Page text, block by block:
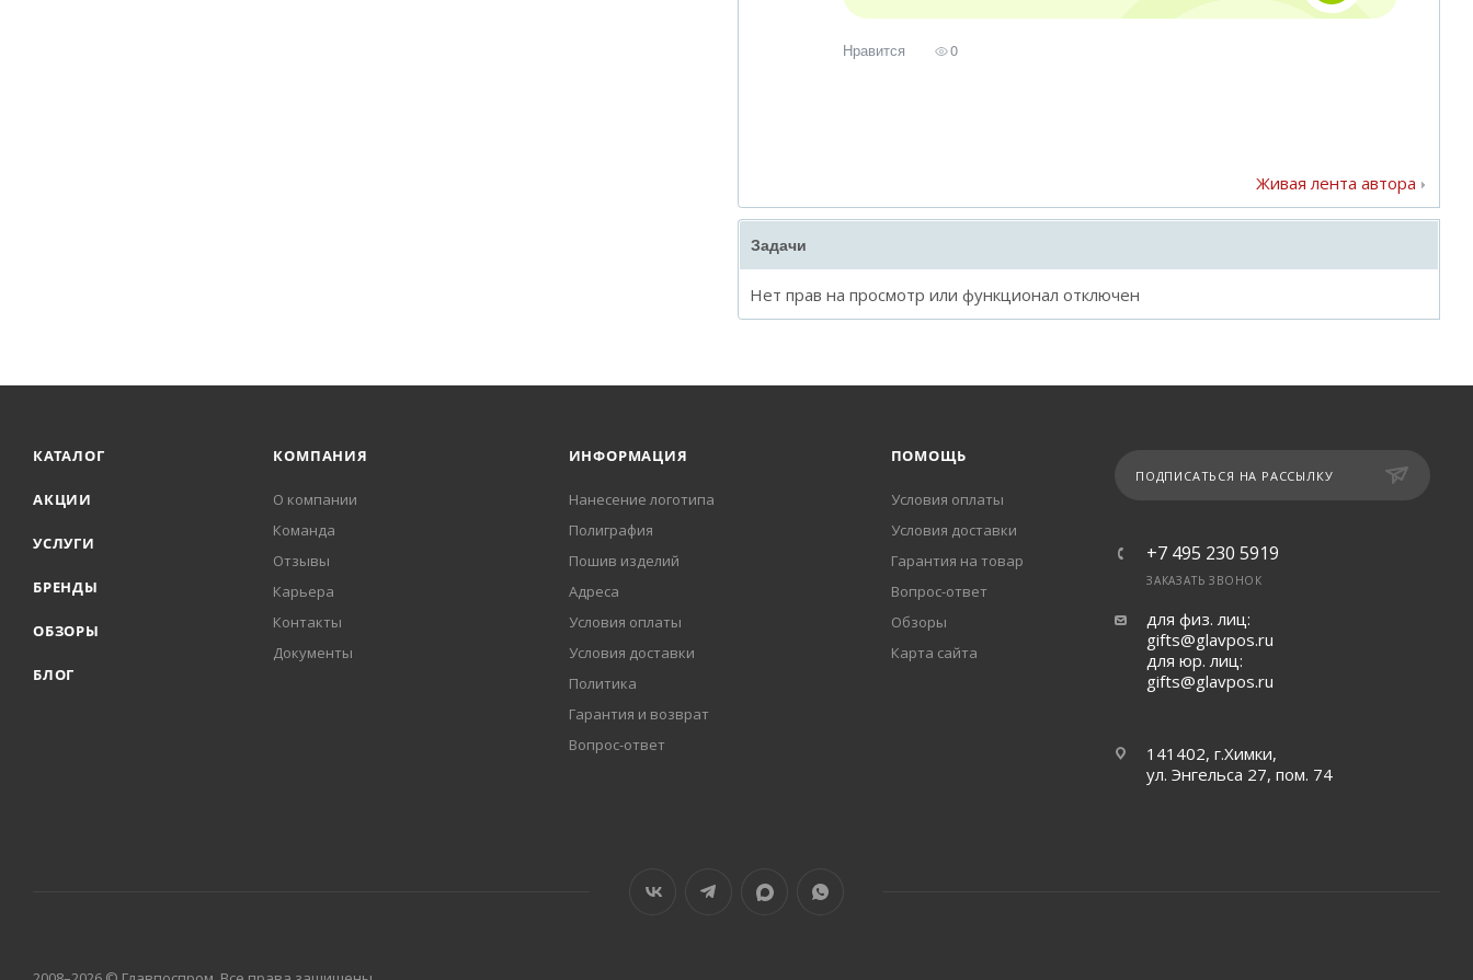
Нравится 0
Живая лента автора
Задачи
Нет прав на просмотр или функционал отключен
КАТАЛОГ
АКЦИИ
УСЛУГИ
БРЕНДЫ
ОБЗОРЫ
БЛОГ
КОМПАНИЯ
О компании
Команда
Отзывы
Карьера
Контакты
Документы
ИНФОРМАЦИЯ
Нанесение логотипа
Полиграфия
Пошив изделий
Адреса
Условия оплаты
Условия доставки
Политика
Гарантия и возврат
Вопрос-ответ
ПОМОЩЬ
Условия оплаты
Условия доставки
Гарантия на товар
Вопрос-ответ
Обзоры
Карта сайта
ПОДПИСАТЬСЯ НА РАССЫЛКУ
+7 495 230 5919
ЗАКАЗАТЬ ЗВОНОК
для физ. лиц:
gifts@glavpos.ru
для юр. лиц:
gifts@glavpos.ru
141402, г.Химки,
ул. Энгельса 27, пом. 74